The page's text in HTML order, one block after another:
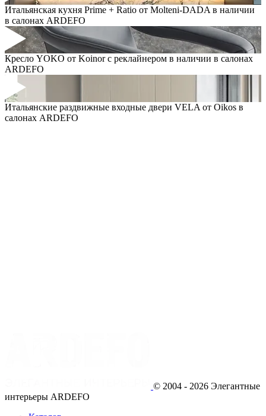
Итальянская кухня Prime + Ratio от Molteni-DADA в наличии
в салонах ARDEFO
Кресло YOKO от Koinor с реклайнером в наличии в салонах
ARDEFO
Итальянские раздвижные входные двери VELA от Oikos в
салонах ARDEFO
© 2004 - 2026 Элегантные
интерьеры ARDEFO